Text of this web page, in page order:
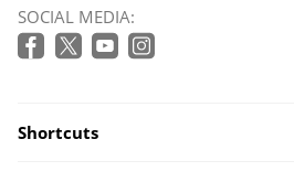
SOCIAL MEDIA:
Shortcuts